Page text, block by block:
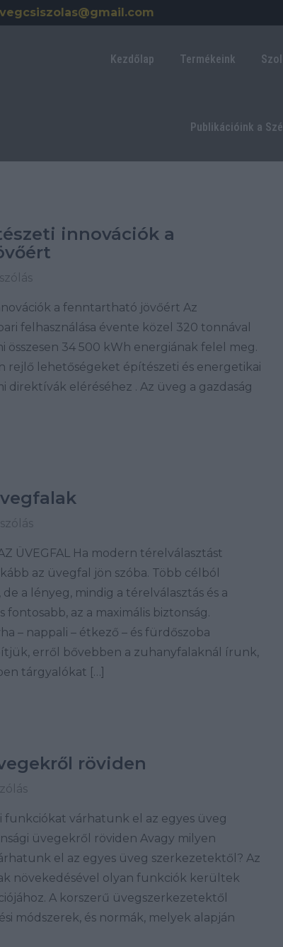
Kezdőlap Termékeink
Publikációink a
innovációk a
a fenntartható jövőért Az
felhasználása évente közel 320 tonnával
34 500 kWh energiának felel meg.
rejlő lehetőségeket építészeti és energetikai
direktívák eléréséhez . Az üveg a gazdaság
ÜVEGFAL Ha modern térelválasztást
az üvegfal jön szóba. Több célból
a lényeg, mindig a térelválasztás és a
fontosabb, az a maximális biztonság.
– nappali – étkező – és fürdőszoba
erről bővebben a zuhanyfalaknál írunk,
tárgyalókat […]
röviden
funkciókat várhatunk el az egyes üveg
üvegekről röviden Avagy milyen
el az egyes üveg szerkezetektől? Az
növekedésével olyan funkciók kerültek
A korszerű üvegszerkezetektől
módszerek, és normák, melyek alapján